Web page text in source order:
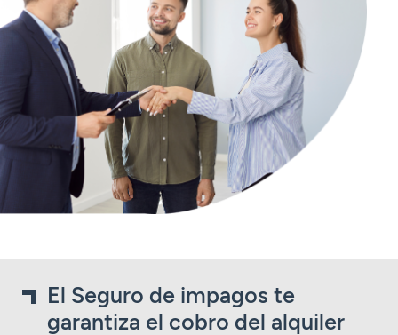
El Seguro de impagos te
garantiza el cobro del alquiler